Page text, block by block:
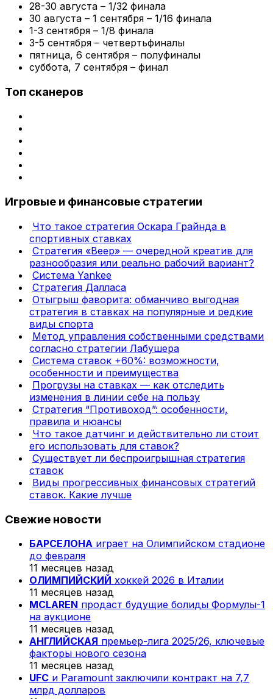
28-30 августа – 1/32 финала
30 августа – 1 сентября – 1/16 финала
1-3 сентября – 1/8 финала
3-5 сентября – четвертьфиналы
пятница, 6 сентября – полуфиналы
суббота, 7 сентября – финал
Топ сканеров
Игровые и финансовые стратегии
Что такое стратегия Оскара Грайнда в
спортивных ставках
Стратегия «Веер» — очередной креатив для
разнообразия или реально рабочий вариант?
Система Yankee
Стратегия Далласа
Отыгрыш фаворита: обманчиво выгодная
стратегия в ставках на популярные и редкие
виды спорта
Метод управления собственными средствами
согласно стратегии Лабушера
Система ставок +60%: возможности,
особенности и преимущества
Прогрузы на ставках — как отследить
изменения в линии себе на пользу
Стратегия “Противоход”: особенности,
правила и нюансы
Что такое датчинг и действительно ли стоит
его использовать для ставок?
Существует ли беспроигрышная стратегия
ставок
Виды прогрессивных финансовых стратегий
ставок. Какие лучше
Свежие новости
БАРСЕЛОНА играет на Олимпийском стадионе
до февраля
11 месяцев назад
ОЛИМПИЙСКИЙ хоккей 2026 в Италии
11 месяцев назад
MCLAREN продаст будущие болиды Формулы-1
на аукционе
11 месяцев назад
АНГЛИЙСКАЯ премьер-лига 2025/26, ключевые
факторы нового сезона
11 месяцев назад
UFC и Paramount заключили контракт на 7,7
млрд долларов